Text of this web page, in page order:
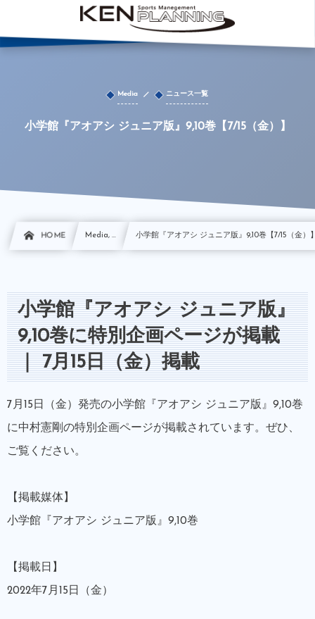
Media ニュース一覧
小学館『アオアシ ジュニア版』9,10巻【7/15（金）】
HOME Media, … 小学館『アオアシ ジュニア版』9,10巻【7/15（金）
小学館『アオアシ ジュニア版』
9,10巻に特別企画ページが掲載
｜ 7月15日（金）掲載
7月15日（金）発売の小学館『アオアシ ジュニア版』9,10巻
に中村憲剛の特別企画ページが掲載されています。ぜひ、
ご覧ください。
【掲載媒体】
小学館『アオアシ ジュニア版』9,10巻
【掲載日】
2022年7月15日（金）